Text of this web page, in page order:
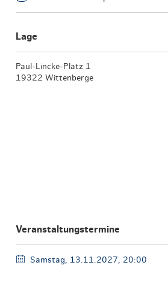
Lage
Paul-Lincke-Platz 1
19322 Wittenberge
Veranstaltungstermine
Samstag, 13.11.2027, 20:00